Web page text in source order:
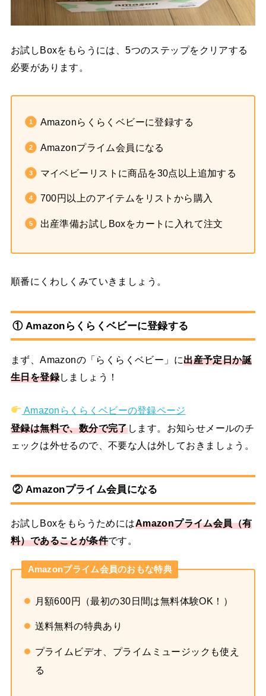
お試しBoxをもらうには、5つのステップをクリアする
必要があります。
Amazonらくらくベビーに登録する
Amazonプライム会員になる
マイベビーリストに商品を30点以上追加する
700円以上のアイテムをリストから購入
出産準備お試しBoxをカートに入れて注文
順番にくわしくみていきましょう。
① Amazonらくらくベビーに登録する
まず、Amazonの「らくらくベビー」に出産予定日か誕
生日を登録しましょう！
Amazonらくらくベビーの登録ページ
登録は無料で、数分で完了します。お知らせメールのチ
ェックは外せるので、不要な人は外しておきましょう。
② Amazonプライム会員になる
お試しBoxをもらうためにはAmazonプライム会員（有
料）であることが条件です。
Amazonプライム会員のおもな特典
月額600円（最初の30日間は無料体験OK！）
送料無料の特典あり
プライムビデオ、プライムミュージックも使え
る